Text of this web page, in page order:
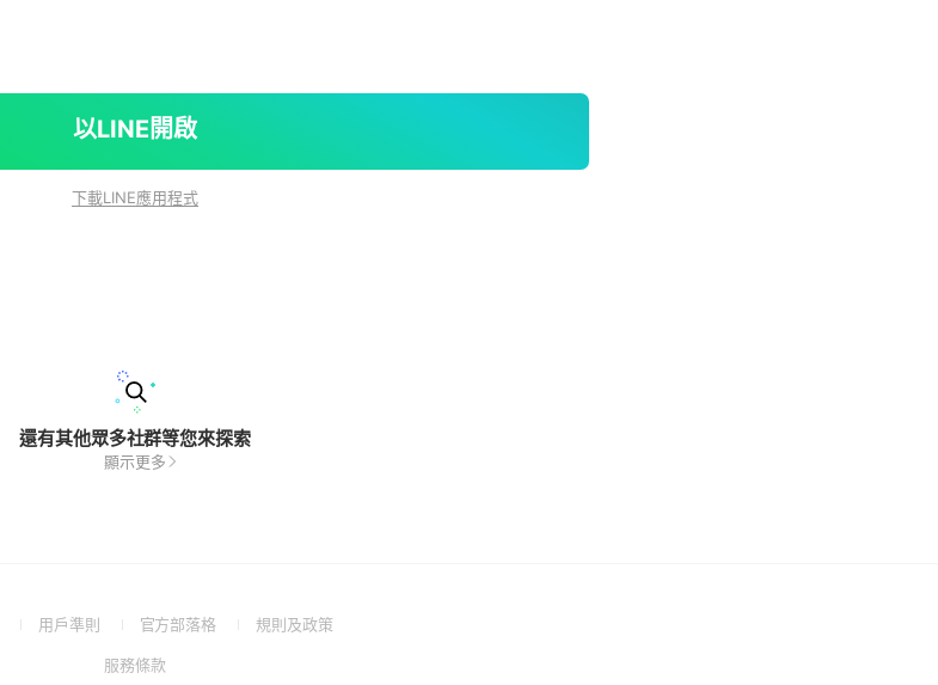
以LINE開啟
下載LINE應用程式
還有其他眾多社群等您來探索
顯示更多
(Open用戶準則
(Open
a
官方部落格
(Open規則及政策(Open
服務條款(Open